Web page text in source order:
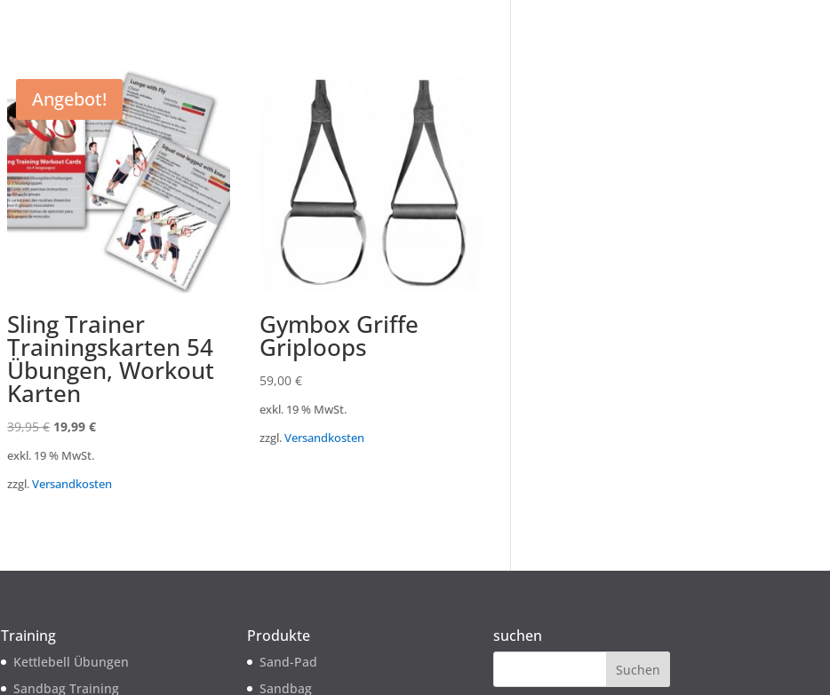
Angebot!
Sling Trainer
Trainingskarten 54
Übungen, Workout
Karten
39,95€ Ursprünglicher
39,95 €
19,99€Aktueller
19,99 €.
exkl. 19 % MwSt.
zzgl.Versandkosten
Gymbox Griffe
Griploops
59,00€
exkl. 19 % MwSt.
zzgl.Versandkosten
Training
Kettlebell Übungen
Sandbag Training
Produkte
Sand-Pad
Sandbag
suchen